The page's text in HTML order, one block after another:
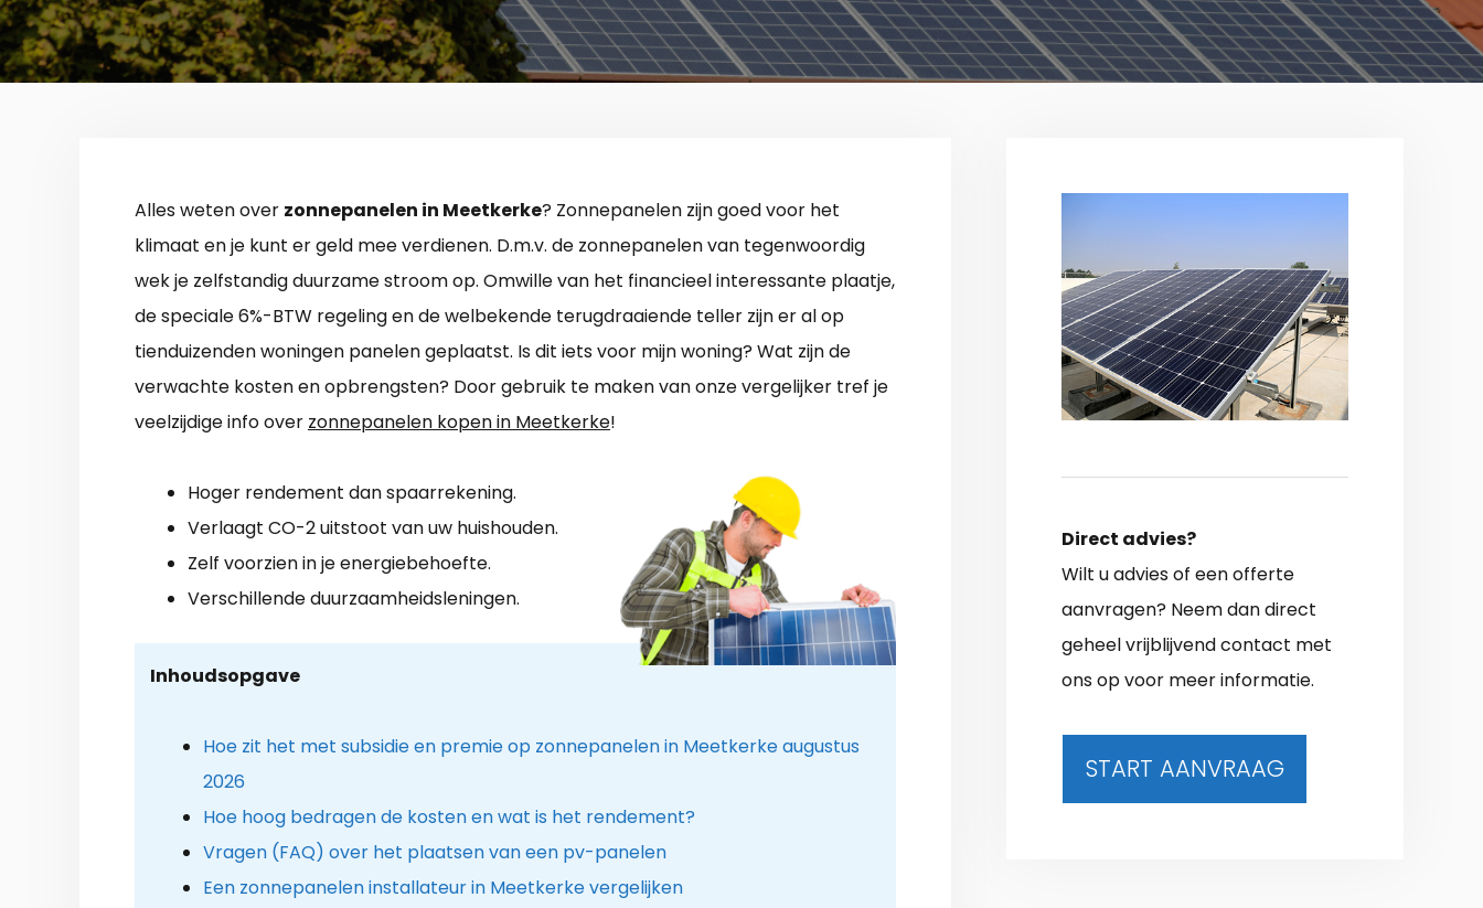
Alles weten over zonnepanelen in Meetkerke? Zonnepanelen zijn goed voor het
klimaat en je kunt er geld mee verdienen. D.m.v. de zonnepanelen van tegenwoordig
wek je zelfstandig duurzame stroom op. Omwille van het financieel interessante plaatje,
de speciale 6%-BTW regeling en de welbekende terugdraaiende teller zijn er al op
tienduizenden woningen panelen geplaatst. Is dit iets voor mijn woning? Wat zijn de
verwachte kosten en opbrengsten? Door gebruik te maken van onze vergelijker tref je
veelzijdige info over zonnepanelen kopen in Meetkerke!
Hoger rendement dan spaarrekening.
Verlaagt CO-2 uitstoot van uw huishouden.
Zelf voorzien in je energiebehoefte.
Verschillende duurzaamheidsleningen.
Inhoudsopgave
Hoe zit het met subsidie en premie op zonnepanelen in Meetkerke augustus
2026
Hoe hoog bedragen de kosten en wat is het rendement?
Vragen (FAQ) over het plaatsen van een pv-panelen
Een zonnepanelen installateur in Meetkerke vergelijken
Direct advies?
Wilt u advies of een offerte
aanvragen? Neem dan direct
geheel vrijblijvend contact met
ons op voor meer informatie.
START AANVRAAG